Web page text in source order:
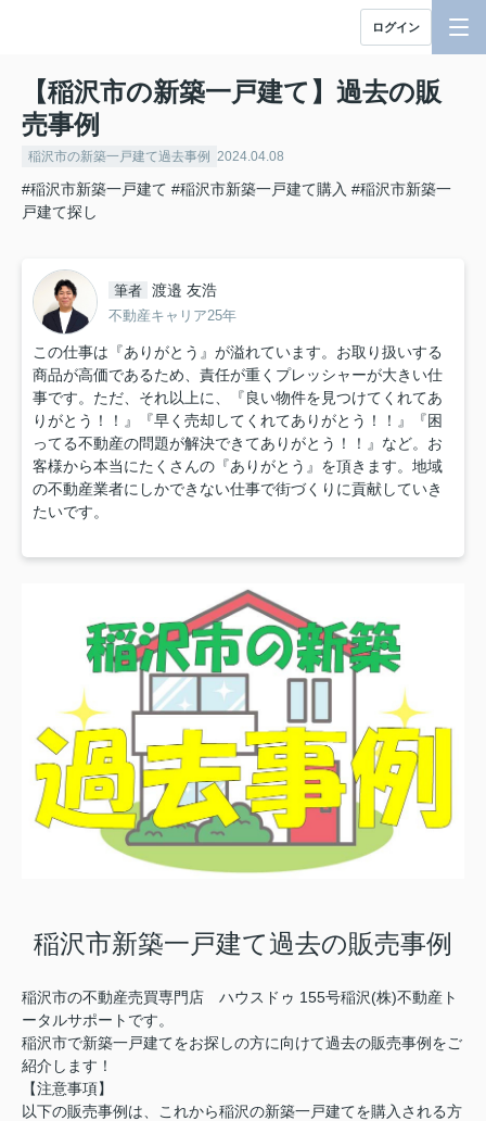
ログイン
【稲沢市の新築一戸建て】過去の販
売事例
稲沢市の新築一戸建て過去事例 2024.04.08
#稲沢市新築一戸建て #稲沢市新築一戸建て購入 #稲沢市新築一
戸建て探し
筆者 渡邉 友浩
不動産キャリア25年
この仕事は『ありがとう』が溢れています。お取り扱いする
商品が高価であるため、責任が重くプレッシャーが大きい仕
事です。ただ、それ以上に、『良い物件を見つけてくれてあ
りがとう！！』『早く売却してくれてありがとう！！』『困
ってる不動産の問題が解決できてありがとう！！』など。お
客様から本当にたくさんの『ありがとう』を頂きます。地域
の不動産業者にしかできない仕事で街づくりに貢献していき
たいです。
稲沢市新築一戸建て過去の販売事例
稲沢市の不動産売買専門店 ハウスドゥ 155号稲沢(株)不動産ト
ータルサポートです。
稲沢市で新築一戸建てをお探しの方に向けて過去の販売事例をご
紹介します！
【注意事項】
以下の販売事例は、これから稲沢の新築一戸建てを購入される方